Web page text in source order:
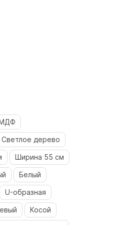
Светлое дерево
Ширина 55 см
Белый
U-образная
Косой